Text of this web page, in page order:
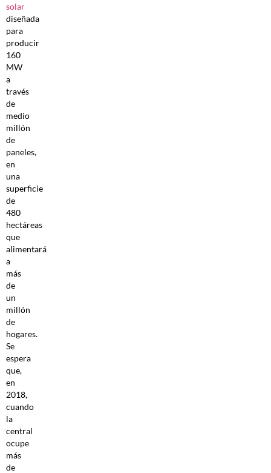
solar
diseñada
para
producir
160
MW
a
través
de
medio
millón
de
paneles,
en
una
superficie
de
480
hectáreas
que
alimentará
a
más
de
un
millón
de
hogares.
Se
espera
que,
en
2018,
cuando
la
central
ocupe
más
de